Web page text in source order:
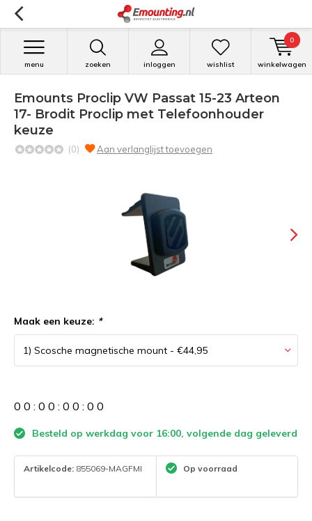
zoeken inloggen
menu wishlist winkelwagen
0
Emounts Proclip VW Passat 15-23 Arteon
17- Brodit Proclip met Telefoonhouder
keuze
(0) Aan verlanglijst toevoegen
Maak een keuze: *
0 0 : 0 0 : 0 0 : 0 0
Besteld op werkdag voor 16:00, volgende dag geleverd
Artikelcode: 855069-MAGFMI Op voorraad